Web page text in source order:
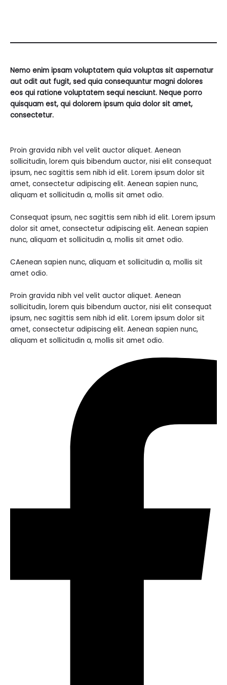
Nemo enim ipsam voluptatem quia voluptas sit aspernatur
aut odit aut fugit, sed quia consequuntur magni dolores
eos qui ratione voluptatem sequi nesciunt. Neque porro
quisquam est, qui dolorem ipsum quia dolor sit amet,
consectetur.
Proin gravida nibh vel velit auctor aliquet. Aenean
sollicitudin, lorem quis bibendum auctor, nisi elit consequat
ipsum, nec sagittis sem nibh id elit. Lorem ipsum dolor sit
amet, consectetur adipiscing elit. Aenean sapien nunc,
aliquam et sollicitudin a, mollis sit amet odio.
Consequat ipsum, nec sagittis sem nibh id elit. Lorem ipsum
dolor sit amet, consectetur adipiscing elit. Aenean sapien
nunc, aliquam et sollicitudin a, mollis sit amet odio.
CAenean sapien nunc, aliquam et sollicitudin a, mollis sit
amet odio.
Proin gravida nibh vel velit auctor aliquet. Aenean
sollicitudin, lorem quis bibendum auctor, nisi elit consequat
ipsum, nec sagittis sem nibh id elit. Lorem ipsum dolor sit
amet, consectetur adipiscing elit. Aenean sapien nunc,
aliquam et sollicitudin a, mollis sit amet odio.